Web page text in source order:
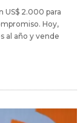
US$ 2.000 para
Hoy,
al año y vende